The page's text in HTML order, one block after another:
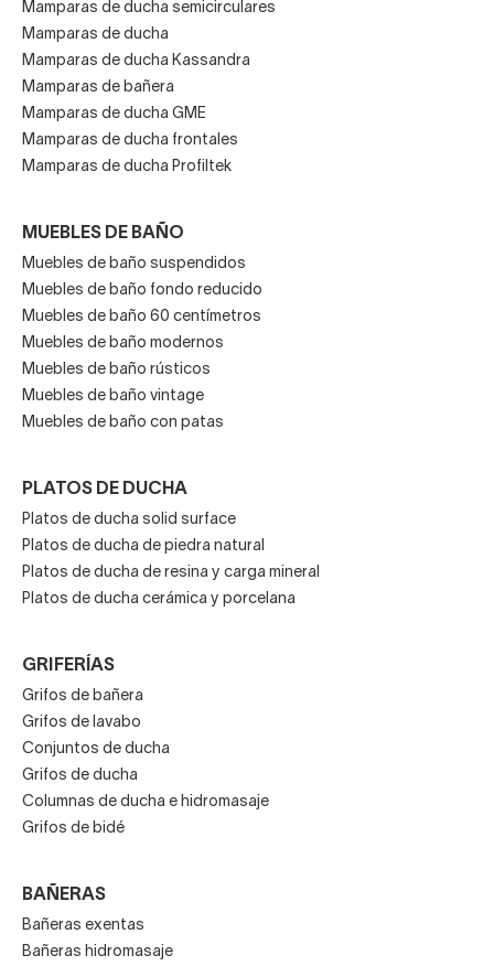
Mamparas de ducha semicirculares
Mamparas de ducha
Mamparas de ducha Kassandra
Mamparas de bañera
Mamparas de ducha GME
Mamparas de ducha frontales
Mamparas de ducha Profiltek
MUEBLES DE BAÑO
Muebles de baño suspendidos
Muebles de baño fondo reducido
Muebles de baño 60 centímetros
Muebles de baño modernos
Muebles de baño rústicos
Muebles de baño vintage
Muebles de baño con patas
PLATOS DE DUCHA
Platos de ducha solid surface
Platos de ducha de piedra natural
Platos de ducha de resina y carga mineral
Platos de ducha cerámica y porcelana
GRIFERÍAS
Grifos de bañera
Grifos de lavabo
Conjuntos de ducha
Grifos de ducha
Columnas de ducha e hidromasaje
Grifos de bidé
BAÑERAS
Bañeras exentas
Bañeras hidromasaje